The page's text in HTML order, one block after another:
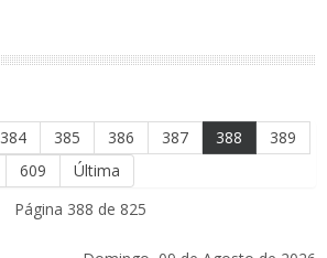
384 385 386 387 388
389
609
Última
Página 388 de 825